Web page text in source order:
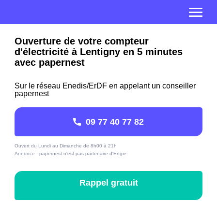
Ouverture de votre compteur
d'électricité à Lentigny en 5 minutes
avec papernest
Sur le réseau Enedis/ErDF en appelant un conseiller
papernest
09 77 40 77 82
Ouvert du Lundi au Dimanche de 8h00 à 21h
Annonce - papernest n'est pas partenaire d'Engie
Rappel gratuit